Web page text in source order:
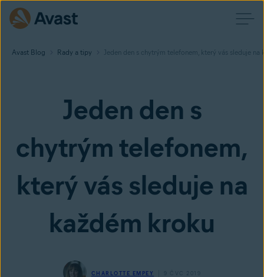
Avast Blog Rady a tipy Jeden den s chytrým telefonem, který vás sleduje na
Jeden den s
chytrým telefonem,
který vás sleduje na
každém kroku
CHARLOTTE EMPEY